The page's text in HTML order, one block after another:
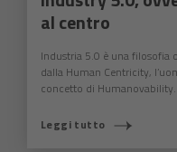
al centro
Industria 5.0 è una filosofia
dalla Human Centricity,
concetto di Humanovability.
Leggi tutto